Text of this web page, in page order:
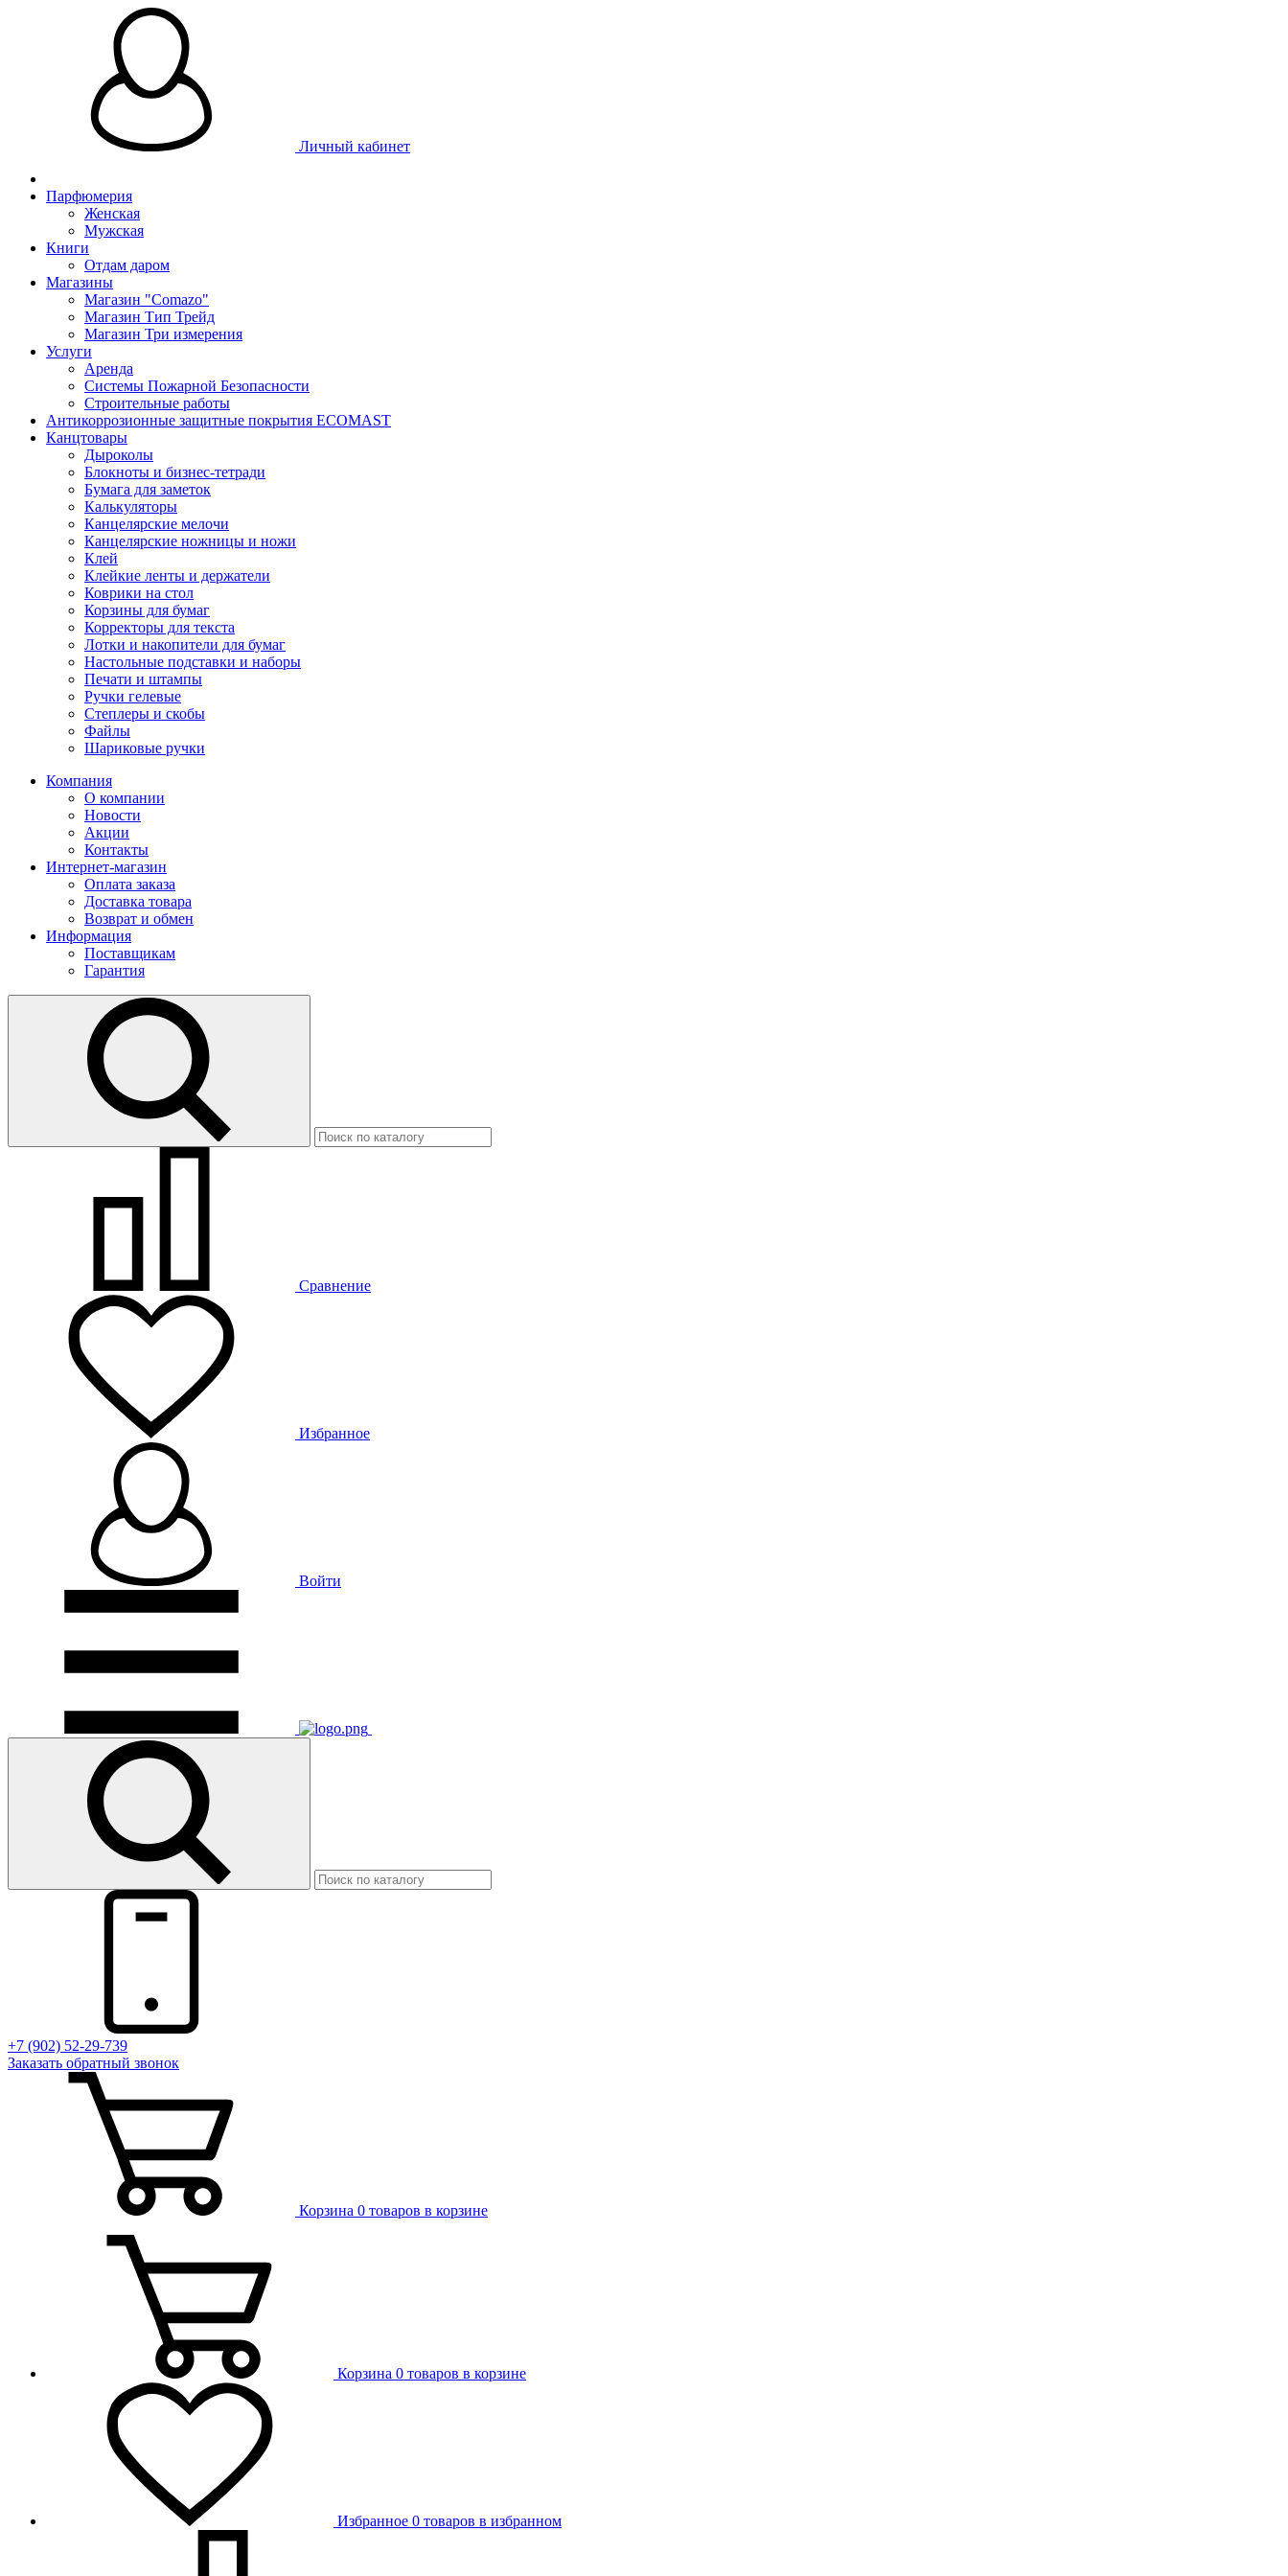
Личный кабинет
Парфюмерия
Женская
Мужская
Книги
Отдам даром
Магазины
Магазин "Comazo"
Магазин Тип Трейд
Магазин Три измерения
Услуги
Аренда
Системы Пожарной Безопасности
Строительные работы
Антикоррозионные защитные покрытия ECOMAST
Канцтовары
Дыроколы
Блокноты и бизнес-тетради
Бумага для заметок
Калькуляторы
Канцелярские мелочи
Канцелярские ножницы и ножи
Клей
Клейкие ленты и держатели
Коврики на стол
Корзины для бумаг
Корректоры для текста
Лотки и накопители для бумаг
Настольные подставки и наборы
Печати и штампы
Ручки гелевые
Степлеры и скобы
Файлы
Шариковые ручки
Компания
О компании
Новости
Акции
Контакты
Интернет-магазин
Оплата заказа
Доставка товара
Возврат и обмен
Информация
Поставщикам
Гарантия
Сравнение
Избранное
Войти
+7 (902) 52-29-739
Заказать обратный звонок
Корзина 0 товаров в корзине
Корзина 0 товаров в корзине
Избранное 0 товаров в избранном